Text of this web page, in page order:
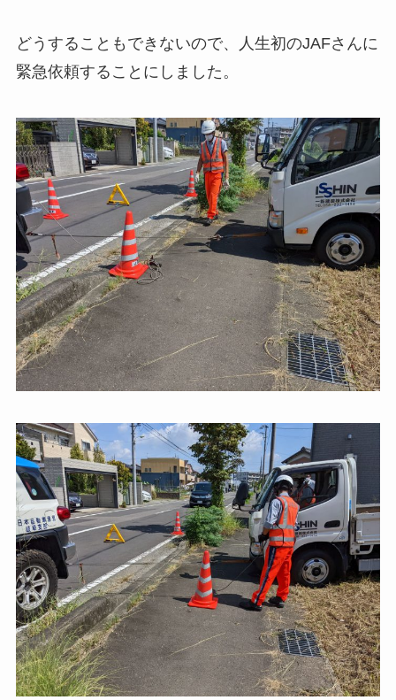
どうすることもできないので、人生初のJAFさんに
緊急依頼することにしました。